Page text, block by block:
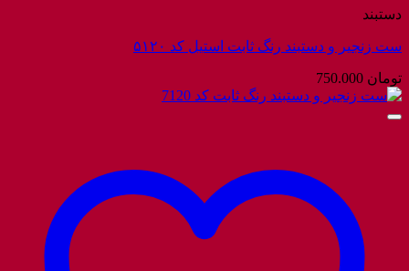
دستبند
ست زنجیر و دستبند رنگ ثابت استیل کد ۵۱۲۰
تومان